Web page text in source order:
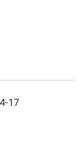
17